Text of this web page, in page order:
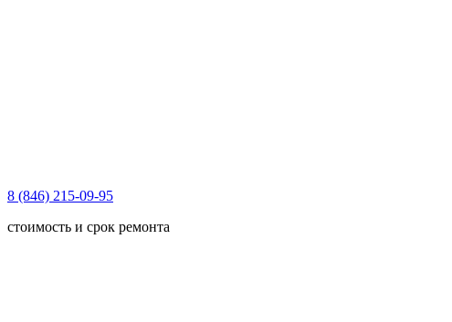
8 (846) 215-09-95
стоимость и срок ремонта